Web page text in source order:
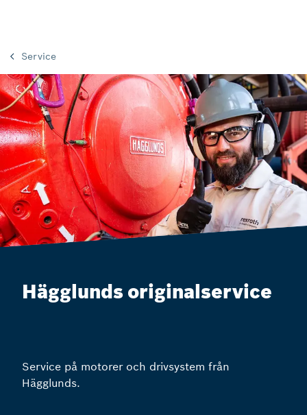
Service
Hägglunds originalservice
Service på motorer och drivsystem från
Hägglunds.